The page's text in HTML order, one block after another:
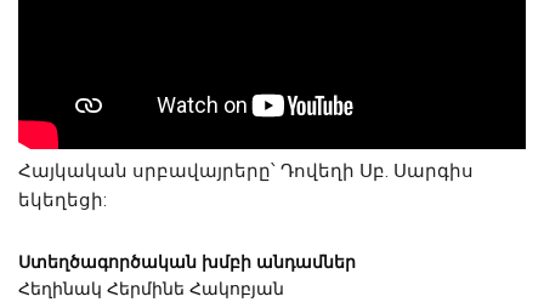
Հայկական սրբավայրերը՝ Դովեղի Սբ. Սարգիս
եկեղեցի:
Ստեղծագործական խմբի անդամներ
Հեղինակ Հերմինե Հակոբյան